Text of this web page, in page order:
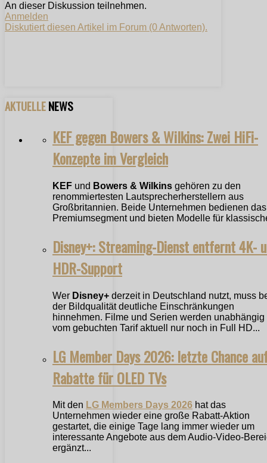
An dieser Diskussion teilnehmen.
Anmelden
Diskutiert diesen Artikel im Forum (0 Antworten).
AKTUELLENEWS
KEF gegen Bowers & Wilkins: Zwei HiFi-
Konzepte im Vergleich
KEF und Bowers & Wilkins gehören zu den
renommiertesten Lautsprecherherstellern aus
Großbritannien. Beide Unternehmen bedienen das
Premiumsegment und bieten Modelle für
Disney+: Streaming-Dienst entfernt 4K-
HDR-Support
Wer Disney+ derzeit in Deutschland nutzt, muss
der Bildqualität deutliche Einschränkungen
hinnehmen. Filme und Serien werden unabhängig
vom gebuchten Tarif aktuell nur noch in Full HD...
LG Member Days 2026: letzte Chance
Rabatte für OLED TVs
Mit den LG Members Days 2026 hat das
Unternehmen wieder eine große Rabatt-Aktion
gestartet, die einige Tage lang immer wieder um
interessante Angebote aus dem Audio-Video-
ergänzt...